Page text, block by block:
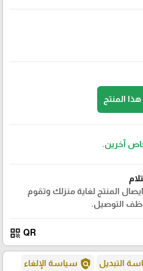
المنتج
آخرين.
المنتج لغاية منزلك وتقوم
التوصيل.
QR
qr_code
التبديل policy سياسة الإلغاء